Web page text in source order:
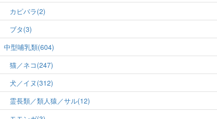
カピバラ(2)
ブタ(3)
中型哺乳類(604)
猫／ネコ(247)
犬／イヌ(312)
霊長類／類人猿／サル(12)